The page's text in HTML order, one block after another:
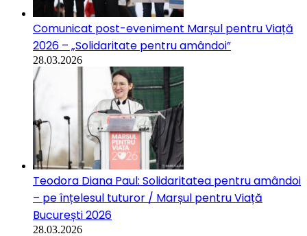
Comunicat post-eveniment Marșul pentru Viață
2026 – „Solidaritate pentru amândoi”
28.03.2026
Teodora Diana Paul: Solidaritatea pentru amândoi
– pe înțelesul tuturor / Marșul pentru Viață
București 2026
28.03.2026